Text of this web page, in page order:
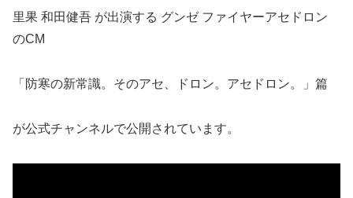
里果 和田健吾 が出演する グンゼ ファイヤーアセドロン
のCM
「防寒の新常識。そのアセ、ドロン。アセドロン。」篇
が公式チャンネルで公開されています。